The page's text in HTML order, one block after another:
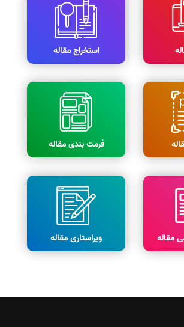
استخراج مقاله
فرمت بندی مقاله
مقاله ویراستاری مقاله